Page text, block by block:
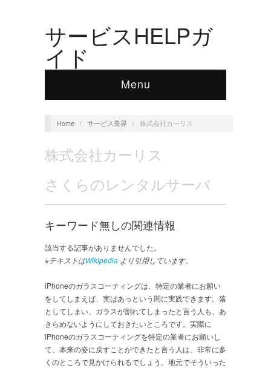
サービスHELPガ
イド
Menu
Home / サービス業界 / 株式会社カーリス
株式会社カーリス
さくらのレンタルサーバ
キーワード無しの関連情報
該当する記事がありませんでした。
※テキストはWikipedia より引用しています。
iPhoneのガラスコーティングは、特定の業者にお願い
をしてしまえば、実はあっという間に実践できます。落
としてしまい、ガラスが割れてしまったと言う人も、あ
きらめないようにしておきたいところです。実際に
iPhoneのガラスコーティングを特定の業者にお願いし
て、本来の姿に戻すことができたと言う人は、非常に多
くのところで見かけられるでしょう。地元でそういった